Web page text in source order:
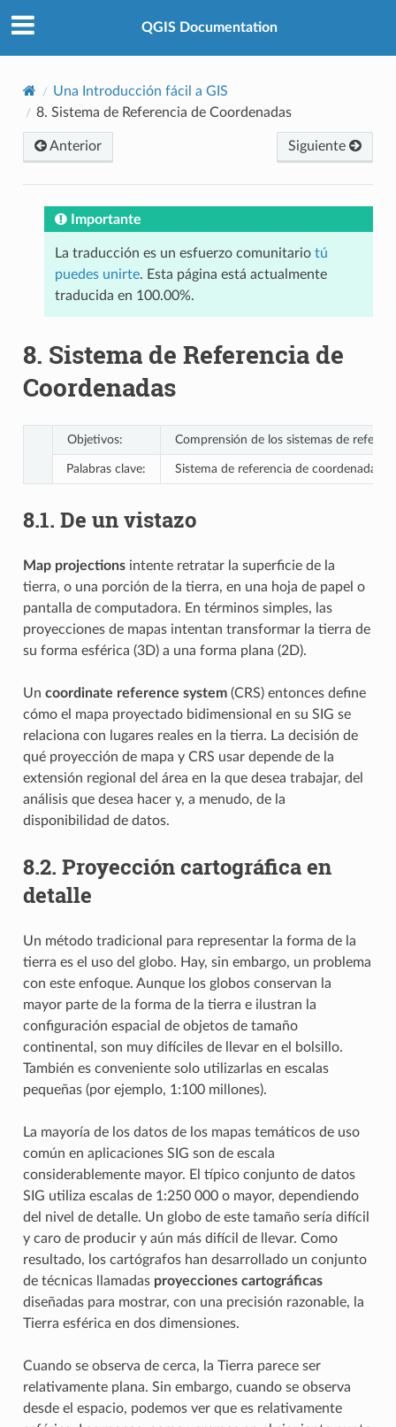
QGIS Documentation
Una Introducción fácil a GIS
8. Sistema de Referencia de Coordenadas
Anterior Siguiente
Importante
La traducción es un esfuerzo comunitario tú
puedes unirte. Esta página está actualmente
traducida en 100.00%.
8. Sistema de Referencia de
Coordenadas
Objetivos: Comprensión de los sistemas de
Palabras clave: Sistema de referencia de coordenadas
8.1. De un vistazo
Map projectionsintente retratar la superficie de la
tierra, o una porción de la tierra, en una hoja de papel o
pantalla de computadora. En términos simples, las
proyecciones de mapas intentan transformar la tierra de
su forma esférica (3D) a una forma plana (2D).
Un coordinate reference system(CRS) entonces define
cómo el mapa proyectado bidimensional en su SIG se
relaciona con lugares reales en la tierra. La decisión de
qué proyección de mapa y CRS usar depende de la
extensión regional del área en la que desea trabajar, del
análisis que desea hacer y, a menudo, de la
disponibilidad de datos.
8.2. Proyección cartográfica en
detalle
Un método tradicional para representar la forma de la
tierra es el uso del globo. Hay, sin embargo, un problema
con este enfoque. Aunque los globos conservan la
mayor parte de la forma de la tierra e ilustran la
configuración espacial de objetos de tamaño
continental, son muy difíciles de llevar en el bolsillo.
También es conveniente solo utilizarlas en escalas
pequeñas (por ejemplo, 1:100 millones).
La mayoría de los datos de los mapas temáticos de uso
común en aplicaciones SIG son de escala
considerablemente mayor. El típico conjunto de datos
SIG utiliza escalas de 1:250 000 o mayor, dependiendo
del nivel de detalle. Un globo de este tamaño sería difícil
y caro de producir y aún más difícil de llevar. Como
resultado, los cartógrafos han desarrollado un conjunto
de técnicas llamadas proyecciones cartográficas
diseñadas para mostrar, con una precisión razonable, la
Tierra esférica en dos dimensiones.
Cuando se observa de cerca, la Tierra parece ser
relativamente plana. Sin embargo, cuando se observa
desde el espacio, podemos ver que es relativamente